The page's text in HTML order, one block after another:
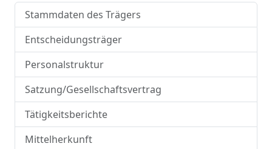
Stammdaten des Trägers
Entscheidungsträger
Personalstruktur
Satzung/Gesellschaftsvertrag
Tätigkeitsberichte
Mittelherkunft